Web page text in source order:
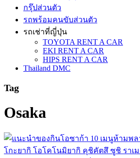
กรุ๊ปส่วนตัว
รถพร้อมคนขับส่วนตัว
รถเช่าที่ญี่ปุ่น
TOYOTA RENT A CAR
EKI RENT A CAR
HIPS RENT A CAR
Thailand DMC
Tag
Osaka